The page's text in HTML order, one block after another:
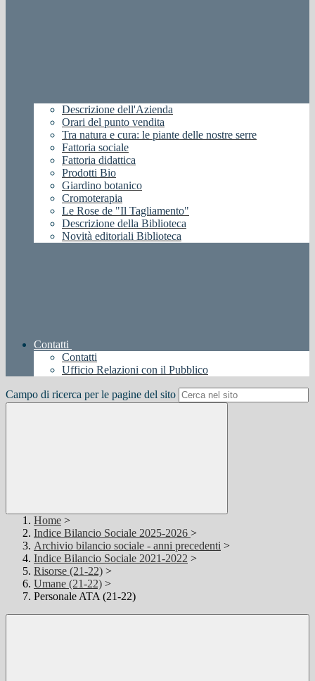
Descrizione dell'Azienda
Orari del punto vendita
Tra natura e cura: le piante delle nostre serre
Fattoria sociale
Fattoria didattica
Prodotti Bio
Giardino botanico
Cromoterapia
Le Rose de "Il Tagliamento"
Descrizione della Biblioteca
Novità editoriali Biblioteca
Contatti
Contatti
Ufficio Relazioni con il Pubblico
Campo di ricerca per le pagine del sito
Home >
Indice Bilancio Sociale 2025-2026 >
Archivio bilancio sociale - anni precedenti >
Indice Bilancio Sociale 2021-2022 >
Risorse (21-22) >
Umane (21-22) >
Personale ATA (21-22)